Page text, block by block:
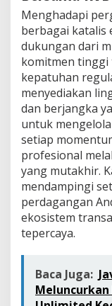
Menghadapi
berbagai katalis
dukungan dari
komitmen tinggi
kepatuhan
menyediakan
dan berjangka
untuk
setiap
profesional
yang mutakhir.
mendampingi
perdagangan
ekosistem
tepercaya.
Baca Juga:
Meluncurkan